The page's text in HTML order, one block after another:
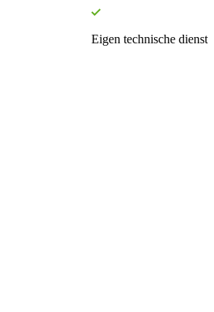
Eigen technische dienst